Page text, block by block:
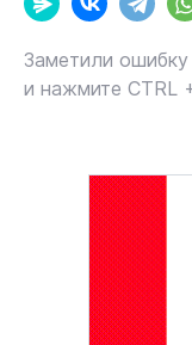
Заметили
и нажмите CTRL